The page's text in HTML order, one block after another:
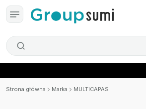
Strona główna Marka MULTICAPAS